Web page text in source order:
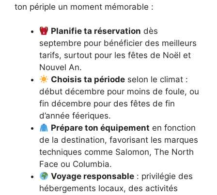
ton périple un moment mémorable :
Planifie ta réservation dès
septembre pour bénéficier des meilleurs
tarifs, surtout pour les fêtes de Noël et
Nouvel An.
Choisis ta période selon le climat :
début décembre pour moins de foule, ou
fin décembre pour des fêtes de fin
d’année féeriques.
Prépare ton équipement en fonction
de la destination, favorisant les marques
techniques comme Salomon, The North
Face ou Columbia.
Voyage responsable : privilégie des
hébergements locaux, des activités